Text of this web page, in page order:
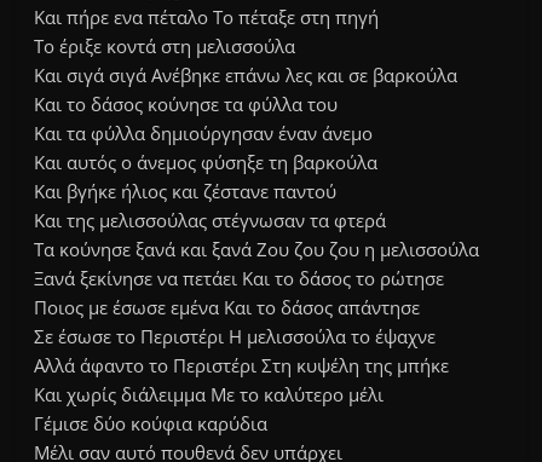
Και πήρε ενα πέταλο Το πέταξε στη πηγή
Το έριξε κοντά στη μελισσούλα
Και σιγά σιγά Ανέβηκε επάνω λες και σε βαρκούλα
Και το δάσος κούνησε τα φύλλα του
Και τα φύλλα δημιούργησαν έναν άνεμο
Και αυτός ο άνεμος φύσηξε τη βαρκούλα
Και βγήκε ήλιος και ζέστανε παντού
Και της μελισσούλας στέγνωσαν τα φτερά
Τα κούνησε ξανά και ξανά Ζου ζου ζου η μελισσούλα
Ξανά ξεκίνησε να πετάει Και το δάσος το ρώτησε
Ποιος με έσωσε εμένα Και το δάσος απάντησε
Σε έσωσε το Περιστέρι Η μελισσούλα το έψαχνε
Αλλά άφαντο το Περιστέρι Στη κυψέλη της μπήκε
Και χωρίς διάλειμμα Με το καλύτερο μέλι
Γέμισε δύο κούφια καρύδια
Μέλι σαν αυτό πουθενά δεν υπάρχει